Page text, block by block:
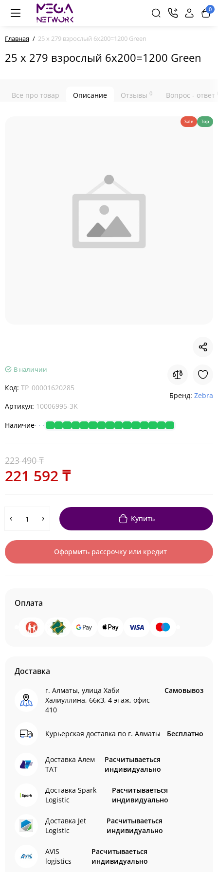
0
Главная 25 х 279 взрослый 6x200=1200 Green
25 х 279 взрослый 6x200=1200 Green
Все про товар Описание Отзывы 0 Вопрос - ответ
Sale Top
В наличии
Код: TP_00001620285
Артикул: 10006995-3K
Наличие
Бренд: Zebra
223 490 ₸
221 592 ₸
Купить
Оформить рассрочку или кредит
Оплата
Доставка
г. Алматы, улица Хаби
Халиуллина, 66кЗ, 4 этаж, офис
410
Самовывоз
Курьерская доставка по г. Алматы Бесплатно
Доставка Алем
ТАТ
Расчитываеться
индивидуально
Доставка Spark
Logistic
Расчитываеться
индивидуально
Доставка Jet
Logistic
Расчитываеться
индивидуально
AVIS
logistics
Расчитываеться
индивидуально